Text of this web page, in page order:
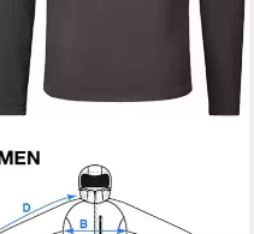
GEOGRAPHICAL NORWAY
Softshelljacke Herren –